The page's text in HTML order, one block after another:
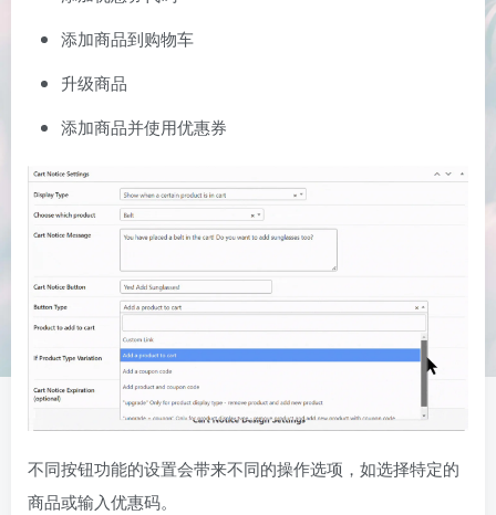
添加商品到购物车
升级商品
添加商品并使用优惠券
不同按钮功能的设置会带来不同的操作选项，如选择特定的
商品或输入优惠码。